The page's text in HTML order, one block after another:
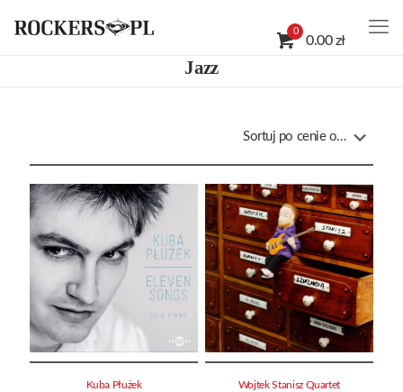
0
0.00 zł
Jazz
Kuba Płużek Wojtek Stanisz Quartet